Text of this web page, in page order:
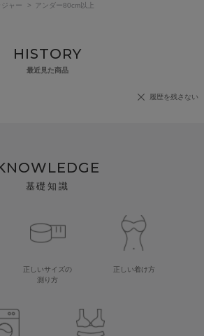
ジャー > アンダー80cm以上
HISTORY
最近見た商品
履歴を残さない
基礎知識
正しいサイズの
測り方
正しい着け方